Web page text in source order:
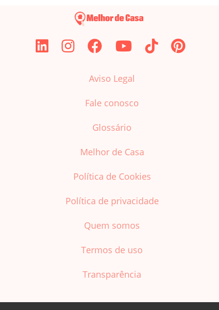
Aviso Legal
Fale conosco
Glossário
Melhor de Casa
Política de Cookies
Política de privacidade
Quem somos
Termos de uso
Transparência